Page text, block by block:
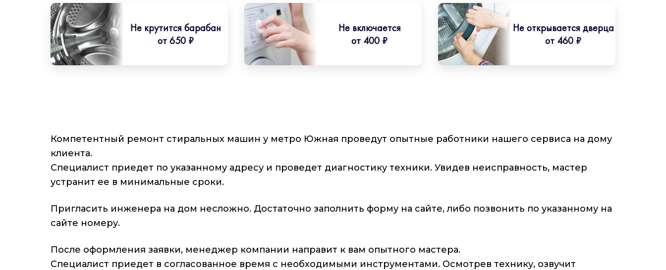
Не крутится барабан
от 650 ₽
Не включается
от 400 ₽
Не открывается дверца
от 460 ₽
Компетентный ремонт стиральных машин у метро Южная проведут опытные работники нашего сервиса на дому
клиента.
Специалист приедет по указанному адресу и проведет диагностику техники. Увидев неисправность, мастер
устранит ее в минимальные сроки.
Пригласить инженера на дом несложно. Достаточно заполнить форму на сайте, либо позвонить по указанному на
сайте номеру.
После оформления заявки, менеджер компании направит к вам опытного мастера.
Специалист приедет в согласованное время с необходимыми инструментами. Осмотрев технику, озвучит